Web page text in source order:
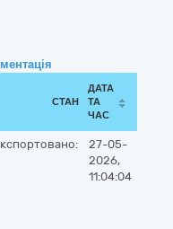
СТАН
ДАТА
ТА
ЧАС
27-05-
2026,
11:04:04